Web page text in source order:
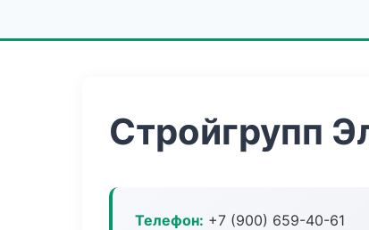
Стройгрупп
Телефон: +7 (900) 659-40-61